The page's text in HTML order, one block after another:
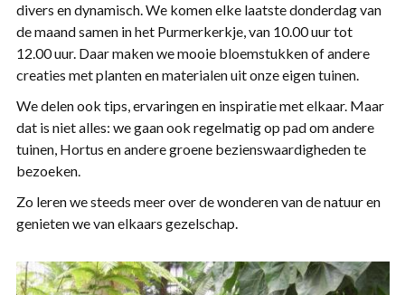
divers en dynamisch. We komen elke laatste donderdag van
de maand samen in het Purmerkerkje, van 10.00 uur tot
12.00 uur. Daar maken we mooie bloemstukken of andere
creaties met planten en materialen uit onze eigen tuinen.
We delen ook tips, ervaringen en inspiratie met elkaar. Maar
dat is niet alles: we gaan ook regelmatig op pad om andere
tuinen, Hortus en andere groene bezienswaardigheden te
bezoeken.
Zo leren we steeds meer over de wonderen van de natuur en
genieten we van elkaars gezelschap.